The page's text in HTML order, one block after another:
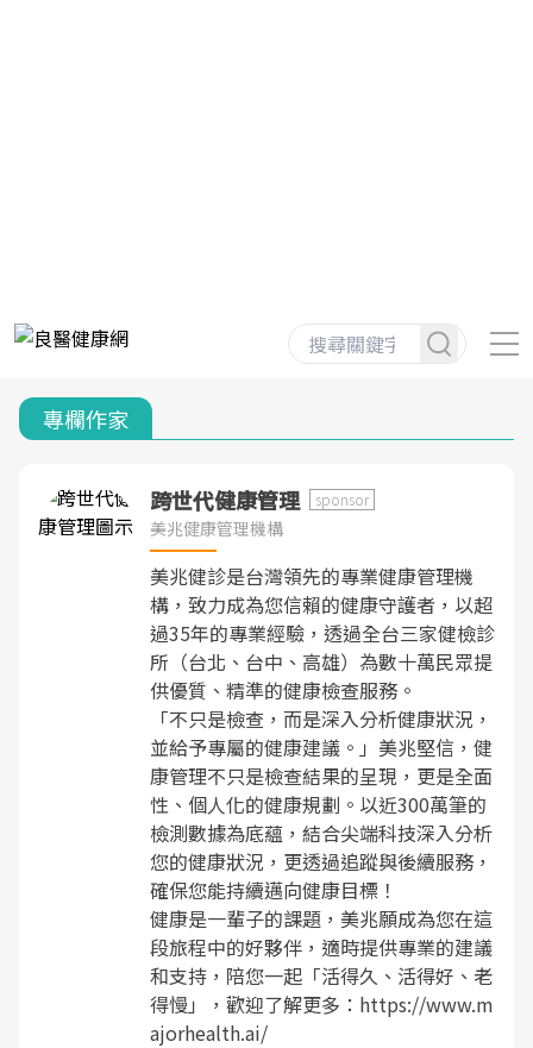
專欄作家
跨世代健康管理 sponsor
美兆健康管理機構
美兆健診是台灣領先的專業健康管理機
構，致力成為您信賴的健康守護者，以超
過35年的專業經驗，透過全台三家健檢診
所（台北、台中、高雄）為數十萬民眾提
供優質、精準的健康檢查服務。
「不只是檢查，而是深入分析健康狀況，
並給予專屬的健康建議。」美兆堅信，健
康管理不只是檢查結果的呈現，更是全面
性、個人化的健康規劃。以近300萬筆的
檢測數據為底蘊，結合尖端科技深入分析
您的健康狀況，更透過追蹤與後續服務，
確保您能持續邁向健康目標！
健康是一輩子的課題，美兆願成為您在這
段旅程中的好夥伴，適時提供專業的建議
和支持，陪您一起「活得久、活得好、老
得慢」，歡迎了解更多： https://www.m
ajorhealth.ai/